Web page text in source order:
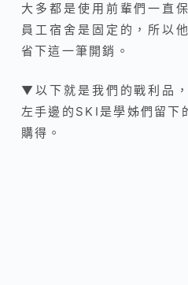
大多都是使用前輩們一直
員工宿舍是固定的，所以
省下這一筆開銷。
▼以下就是我們的戰利品
左手邊的SKI是學姊們留下
購得。